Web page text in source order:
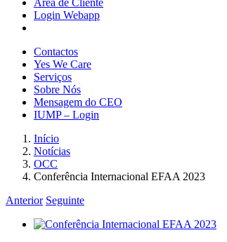
Área de Cliente
Login Webapp
Contactos
Yes We Care
Serviços
Sobre Nós
Mensagem do CEO
IUMP – Login
Início
Notícias
OCC
Conferência Internacional EFAA 2023
Anterior Seguinte
View